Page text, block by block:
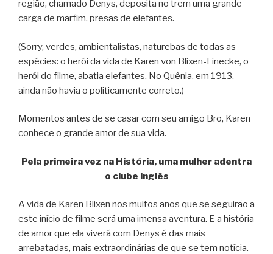
região, chamado Denys, deposita no trem uma grande
carga de marfim, presas de elefantes.
(Sorry, verdes, ambientalistas, naturebas de todas as
espécies: o herói da vida de Karen von Blixen-Finecke, o
herói do filme, abatia elefantes. No Quênia, em 1913,
ainda não havia o politicamente correto.)
Momentos antes de se casar com seu amigo Bro, Karen
conhece o grande amor de sua vida.
Pela primeira vez na História, uma mulher adentra
o clube inglês
A vida de Karen Blixen nos muitos anos que se seguirão a
este início de filme será uma imensa aventura. E a história
de amor que ela viverá com Denys é das mais
arrebatadas, mais extraordinárias de que se tem notícia.